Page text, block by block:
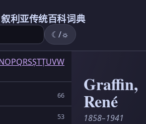
叙利亚传统百科词典
☾/☼
OPQRSṢTṬUVW
66
53
Graffin,
René
1858–1941